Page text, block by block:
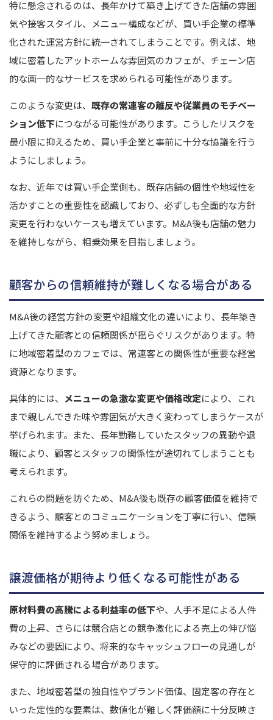
特に懸念されるのは、長年かけて築き上げてきた店舗の雰囲
気や接客スタイル、メニュー構成などが、買い手企業の標準
化された運営方針に統一されてしまうことです。例えば、地
域に密着したアットホームな雰囲気のカフェが、チェーン店
的な画一的なサービスを求められる可能性があります。
このような変更は、 既存の常連客の離反や従業員のモチベー
ション低下につながる可能性があります。こうしたリスクを
最小限に抑えるため、買い手企業と事前に十分な協議を行う
ようにしましょう。
なお、近年では買い手企業側も、既存店舗の個性や地域性を
活かすことの重要性を認識しており、必ずしも全面的な方針
変更を行わないケースも増えています。M&A後も店舗の魅力
を維持しながら、相乗効果を目指しましょう。
顧客からの信頼維持が難しくなる場合がある
M&A後の経営方針の変更や組織文化の違いにより、長年築き
上げてきた顧客との信頼関係が揺らぐリスクがあります。特
に地域密着型のカフェでは、常連客との関係性が重要な経営
資源となります。
具体的には、 メニューの急激な変更や価格改定により、これ
まで親しんできた味や雰囲気が大きく変わってしまうケースが
挙げられます。また、長年勤務していたスタッフの異動や退
職により、顧客とスタッフの関係性が途切れてしまうことも
考えられます。
これらの問題を防ぐため、M&A後も既存の顧客価値を維持で
きるよう、顧客とのコミュニケーションを丁寧に行い、信頼
関係を維持するよう努めましょう。
譲渡価格が期待より低くなる可能性がある
原材料費の高騰による利益率の低下や、人手不足による人件
費の上昇、さらには競合店との競争激化による売上の伸び悩
みなどの要因により、将来的なキャッシュフローの見通しが
保守的に評価される場合があります。
また、地域密着型の独自性やブランド価値、固定客の存在と
いった定性的な要素は、数値化が難しく評価額に十分反映さ